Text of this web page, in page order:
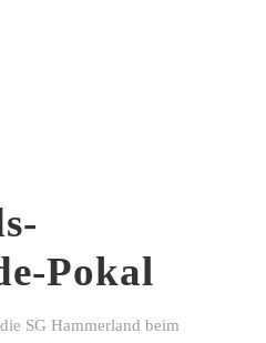
Pokal
SG Hammerland beim